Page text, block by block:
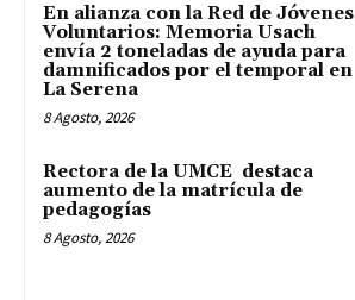
En alianza con la Red de Jóvenes
Voluntarios: Memoria Usach
envía 2 toneladas de ayuda para
damnificados por el temporal en
La Serena
8 Agosto, 2026
Rectora de la UMCE destaca
aumento de la matrícula de
pedagogías
8 Agosto, 2026